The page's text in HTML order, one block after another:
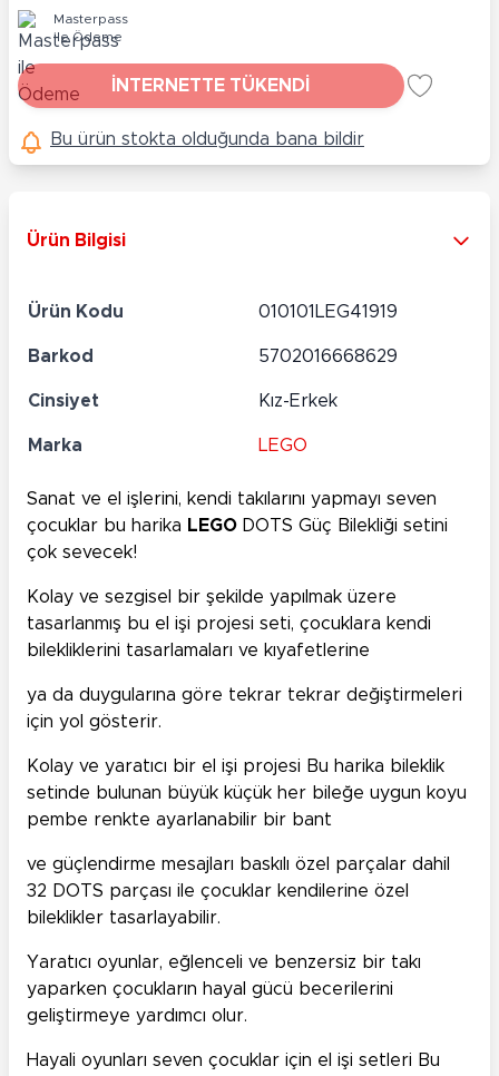
Masterpass
ile Ödeme
İNTERNETTE TÜKENDİ
Bu ürün stokta olduğunda bana bildir
Ürün Bilgisi
Ürün Kodu 010101LEG41919
Barkod 5702016668629
Cinsiyet Kız-Erkek
Marka LEGO
Sanat ve el işlerini, kendi takılarını yapmayı seven
çocuklar bu harika LEGO DOTS Güç Bilekliği setini
çok sevecek!
Kolay ve sezgisel bir şekilde yapılmak üzere
tasarlanmış bu el işi projesi seti, çocuklara kendi
bilekliklerini tasarlamaları ve kıyafetlerine
ya da duygularına göre tekrar tekrar değiştirmeleri
için yol gösterir.
Kolay ve yaratıcı bir el işi projesi Bu harika bileklik
setinde bulunan büyük küçük her bileğe uygun koyu
pembe renkte ayarlanabilir bir bant
ve güçlendirme mesajları baskılı özel parçalar dahil
32 DOTS parçası ile çocuklar kendilerine özel
bileklikler tasarlayabilir.
Yaratıcı oyunlar, eğlenceli ve benzersiz bir takı
yaparken çocukların hayal gücü becerilerini
geliştirmeye yardımcı olur.
Hayali oyunları seven çocuklar için el işi setleri Bu